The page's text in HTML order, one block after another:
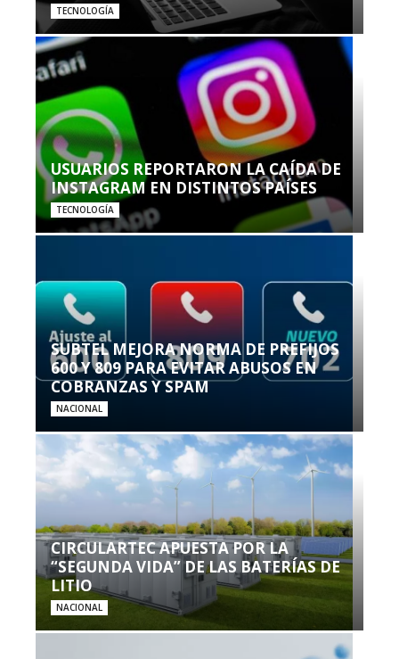
TECNOLOGÍA
USUARIOS REPORTARON LA CAÍDA DE
INSTAGRAM EN DISTINTOS PAÍSES
TECNOLOGÍA
SUBTEL MEJORA NORMA DE PREFIJOS
600 Y 809 PARA EVITAR ABUSOS EN
COBRANZAS Y SPAM
NACIONAL
CIRCULARTEC APUESTA POR LA
“SEGUNDA VIDA” DE LAS BATERÍAS DE
LITIO
NACIONAL